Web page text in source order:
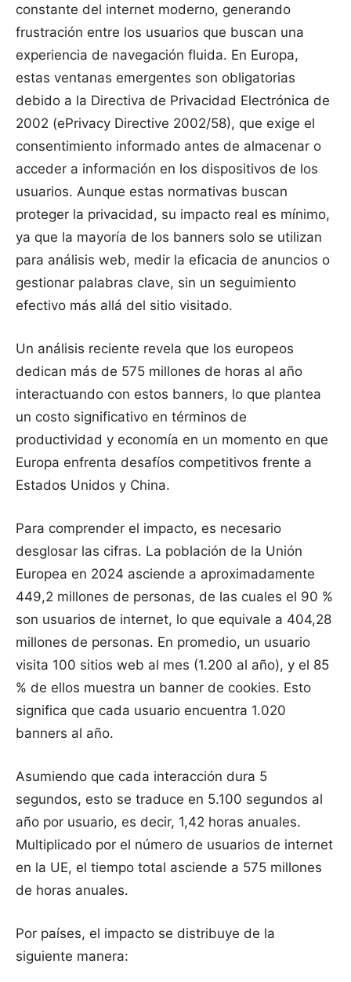
constante del internet moderno, generando
frustración entre los usuarios que buscan una
experiencia de navegación fluida. En Europa,
estas ventanas emergentes son obligatorias
debido a la Directiva de Privacidad Electrónica de
2002 (ePrivacy Directive 2002/58), que exige el
consentimiento informado antes de almacenar o
acceder a información en los dispositivos de los
usuarios. Aunque estas normativas buscan
proteger la privacidad, su impacto real es mínimo,
ya que la mayoría de los banners solo se utilizan
para análisis web, medir la eficacia de anuncios o
gestionar palabras clave, sin un seguimiento
efectivo más allá del sitio visitado.
Un análisis reciente revela que los europeos
dedican más de 575 millones de horas al año
interactuando con estos banners, lo que plantea
un costo significativo en términos de
productividad y economía en un momento en que
Europa enfrenta desafíos competitivos frente a
Estados Unidos y China.
Para comprender el impacto, es necesario
desglosar las cifras. La población de la Unión
Europea en 2024 asciende a aproximadamente
449,2 millones de personas, de las cuales el 90 %
son usuarios de internet, lo que equivale a 404,28
millones de personas. En promedio, un usuario
visita 100 sitios web al mes (1.200 al año), y el 85
% de ellos muestra un banner de cookies. Esto
significa que cada usuario encuentra 1.020
banners al año.
Asumiendo que cada interacción dura 5
segundos, esto se traduce en 5.100 segundos al
año por usuario, es decir, 1,42 horas anuales.
Multiplicado por el número de usuarios de internet
en la UE, el tiempo total asciende a 575 millones
de horas anuales.
Por países, el impacto se distribuye de la
siguiente manera: